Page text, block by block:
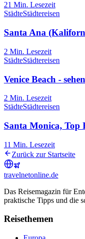
21 Min. Lesezeit
StädteStädtereisen
Santa Ana
2 Min. Lesezeit
StädteStädtereisen
Venice Beach -
2 Min. Lesezeit
StädteStädtereisen
Santa Monica, Top
11 Min. Lesezeit
Zurück zur Startseite
travelnetonline.de
Das Reisemagazin für
praktische Tipps und die
Reisethemen